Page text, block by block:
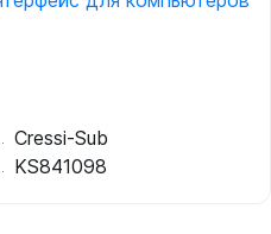
Cressi-Sub
KS841098